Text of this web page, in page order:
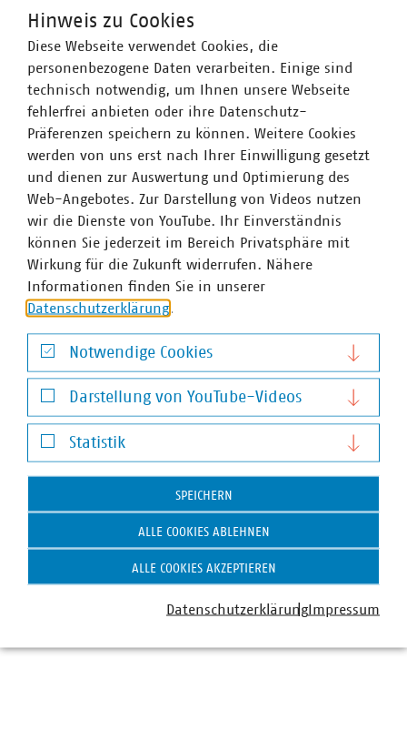
Ansprechpartner
+49 30 58580-208
+49 170 8580-208
Hinweis zu Cookies
Diese Webseite verwendet Cookies, die
personenbezogene Daten verarbeiten. Einige sind
technisch notwendig, um Ihnen unsere Webseite
fehlerfrei anbieten oder ihre Datenschutz-
Präferenzen speichern zu können. Weitere Cookies
werden von uns erst nach Ihrer Einwilligung gesetzt
und dienen zur Auswertung und Optimierung des
Web-Angebotes. Zur Darstellung von Videos nutzen
wir die Dienste von YouTube. Ihr Einverständnis
können Sie jederzeit im Bereich Privatsphäre mit
Wirkung für die Zukunft widerrufen. Nähere
Informationen finden Sie in unserer
Datenschutzerklärung
Notwendige Cookies
Notwendige Cookies
Darstellung von YouTube-Videos
Darstellung von YouTube-Videos
Statistik
Statistik
SPEICHERN
ALLE COOKIES ABLEHNEN
ALLE COOKIES AKZEPTIEREN
DatenschutzerklärungImpressum